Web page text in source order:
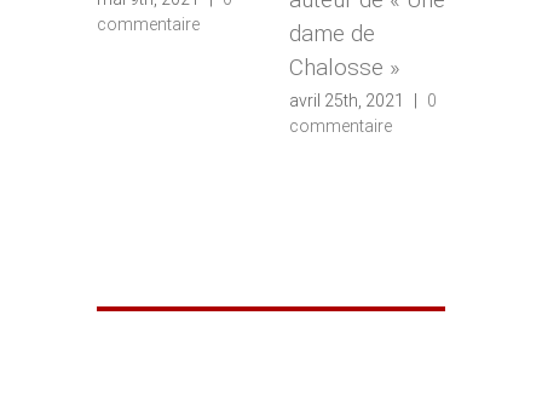
commentaire
dame de
Chalosse »
avril 25th, 2021
0
commentaire